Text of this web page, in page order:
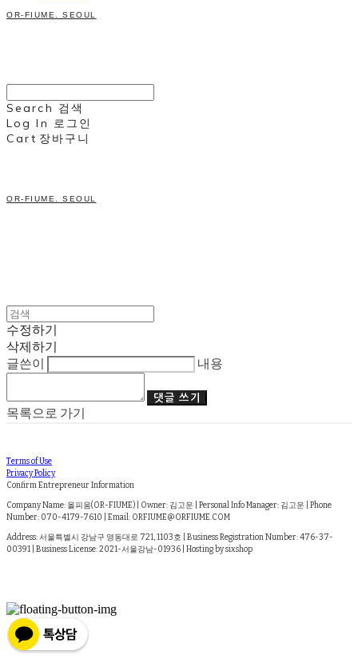
OR-FIUME. SEOUL
Search 검색
Log In 로그인
Cart 장바구니
OR-FIUME. SEOUL
수정하기
삭제하기
글쓴이
내용
댓글 쓰기
목록으로 가기
Terms of Use
Privacy Policy
Confirm Entrepreneur Information
Company Name: 올피움(OR-FIUME) | Owner: 김고운 | Personal Info Manager: 김고운 | Phone
Number: 070-4179-7610 | Email: ORFIUME@ORFIUME.COM
Address: 서울특별시 강남구 영동대로 721, 1103호 | Business Registration Number:476-37-
00391 | Business License:2021-서울강남-01936 | Hosting by sixshop